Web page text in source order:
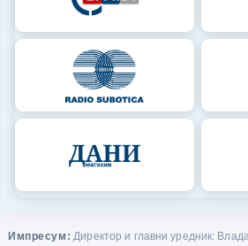
Импресум: Директор и главни уредник: